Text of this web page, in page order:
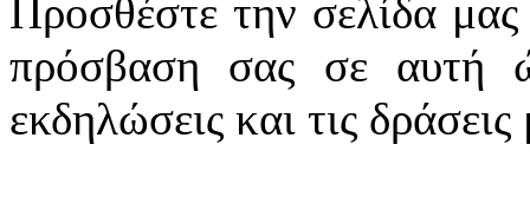
Προσθέστε την σελίδα μας
πρόσβαση σας σε αυτή
εκδηλώσεις και τις